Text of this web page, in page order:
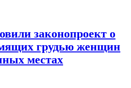
законопроект о
грудью женщин
местах